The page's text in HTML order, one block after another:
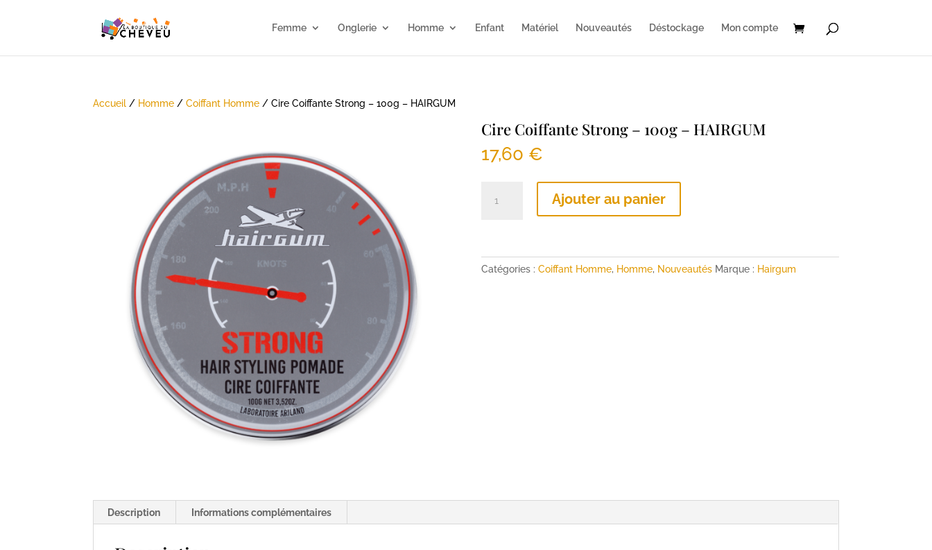
Femme Onglerie Homme Enfant Matériel Nouveautés Déstockage Mon compte
Accueil / Homme /Coiffant Homme / Cire Coiffante Strong – 100g – HAIRGUM
Cire Coiffante Strong – 100g – HAIRGUM
17,60 €
-
Ajouter au panier
Catégories : Coiffant Homme, Homme, Nouveautés Marque : Hairgum
Description Informations complémentaires